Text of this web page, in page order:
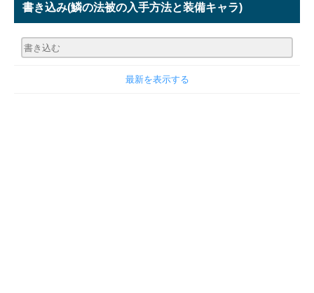
書き込み(鱗の法被の入手方法と装備キャラ)
最新を表示する